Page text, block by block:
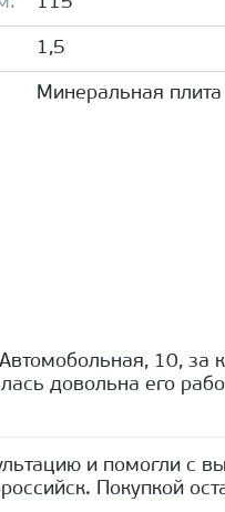
1,5
Минеральная плита
10, за
довольна его
и помогли с
Покупкой